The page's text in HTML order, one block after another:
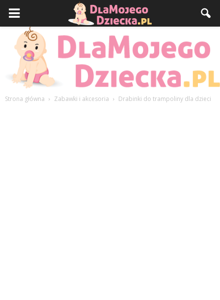
Strona główna Zabawki i akcesoria Drabinki do trampoliny dla dzieci